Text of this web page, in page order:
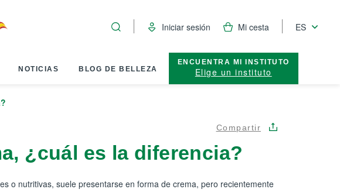
Iniciar sesión Mi cesta ES
NOTICIAS BLOG DE BELLEZA
ENCUENTRA MI INSTITUTO
Elige un instituto
Compartir
¿cuál es la diferencia?
o nutritivas, suele presentarse en forma de crema, pero recientemente